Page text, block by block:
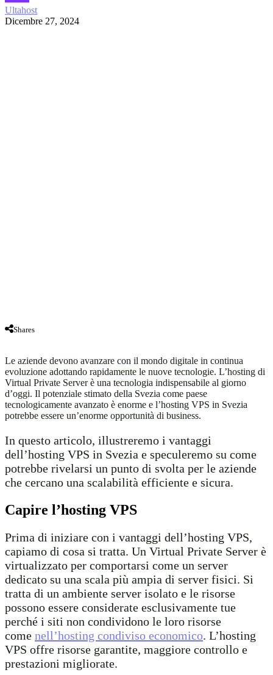
Ultahost
Dicembre 27, 2024
Shares
Le aziende devono avanzare con il mondo digitale in continua
evoluzione adottando rapidamente le nuove tecnologie. L’hosting di
Virtual Private Server è una tecnologia indispensabile al giorno
d’oggi. Il potenziale stimato della Svezia come paese
tecnologicamente avanzato è enorme e l’hosting VPS in Svezia
potrebbe essere un’enorme opportunità di business.
In questo articolo, illustreremo i vantaggi
dell’hosting VPS in Svezia e speculeremo su come
potrebbe rivelarsi un punto di svolta per le aziende
che cercano una scalabilità efficiente e sicura.
Capire l’hosting VPS
Prima di iniziare con i vantaggi dell’hosting VPS,
capiamo di cosa si tratta. Un Virtual Private Server è
virtualizzato per comportarsi come un server
dedicato su una scala più ampia di server fisici. Si
tratta di un ambiente server isolato e le risorse
possono essere considerate esclusivamente tue
perché i siti non condividono le loro risorse
come nell’hosting condiviso economico. L’hosting
VPS offre risorse garantite, maggiore controllo e
prestazioni migliorate.